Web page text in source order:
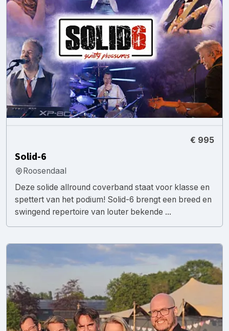
€ 995
Solid-6
Roosendaal
Deze solide allround coverband staat voor klasse en
spettert van het podium! Solid-6 brengt een breed en
swingend repertoire van louter bekende ...